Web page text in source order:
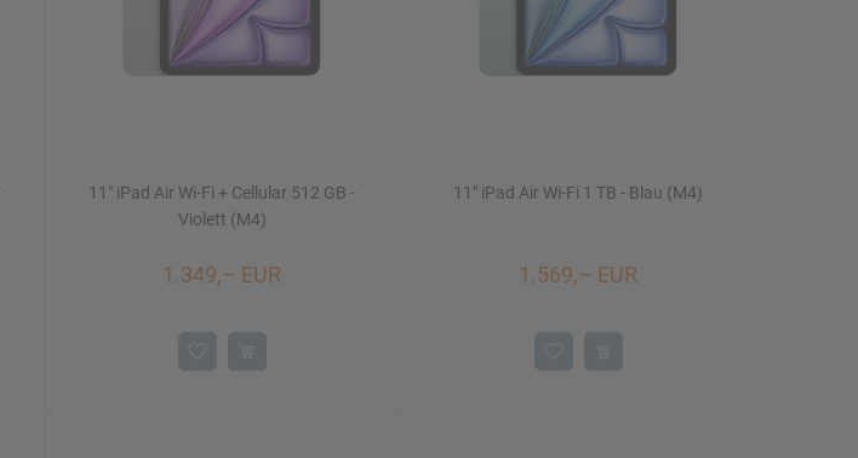
11" iPad Air Wi-Fi + Cellular 512 GB -
Violett (M4)
1.349,– EUR
11" iPad Air Wi-Fi 1 TB - Blau (M4)
1.569,– EUR